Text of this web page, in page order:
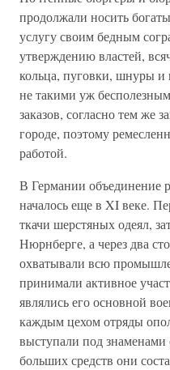
продолжали носить
услугу своим бедным
утверждению властей,
кольца, пуговки, шнуры и
не такими уж
заказов, согласно тем же
городе, поэтому
работой.
В Германии объединение
началось еще в XI веке.
ткачи шерстяных одеял,
Нюрнберге, а через два
охватывали всю
принимали активное
являлись его основной
каждым цехом отряды
выступали под
больших средств они